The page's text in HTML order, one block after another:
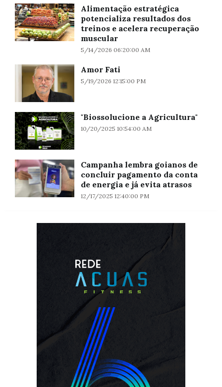
Alimentação estratégica
potencializa resultados dos
treinos e acelera recuperação
muscular
5/14/2026 06:20:00 AM
Amor Fati
5/19/2026 12:15:00 PM
"Biossolucione a Agricultura"
10/20/2025 10:54:00 AM
Campanha lembra goianos de
concluir pagamento da conta
de energia e já evita atrasos
12/17/2025 12:40:00 PM